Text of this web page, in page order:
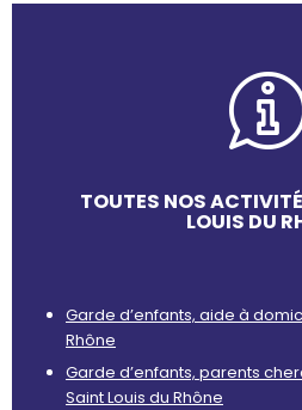
TOUTES NOS
LOUIS DU
Garde d’enfants, aide à
Rhône
Garde d’enfants, parents
Saint Louis du Rhône